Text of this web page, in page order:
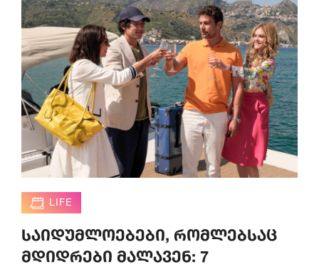
LIFE
საიდუმლოებები, რომლებსაც
მდიდრები მალავენ: 7